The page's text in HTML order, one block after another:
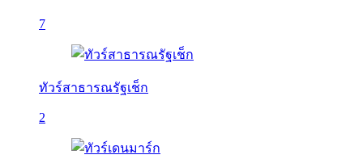
7
ทัวร์สาธารณรัฐเช็ก
2